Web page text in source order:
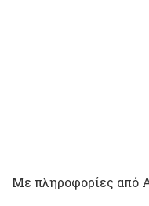
Με πληροφορίες